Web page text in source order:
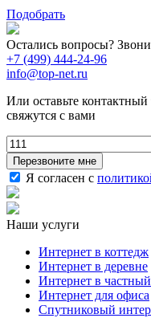
Подобрать
Остались вопросы?
+7 (499) 444-24-96
info@top-net.ru
Или оставьте
свяжутся с вами
Перезвоните мне
Я согласен с
Наши услуги
Интернет в коттедж
Интернет в деревне
Интернет в
Интернет для офиса
Спутниковый